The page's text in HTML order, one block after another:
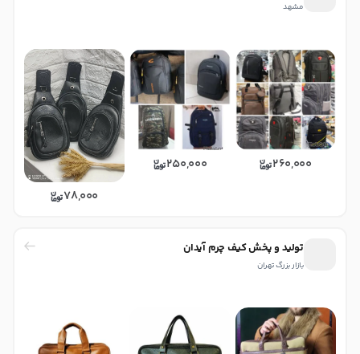
مشهد
260,000
250,000
78,000
تولید و پخش کیف چرم آیدان
بازار بزرگ تهران